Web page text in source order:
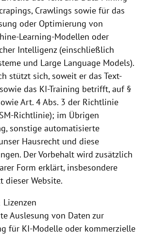
Crawlings sowie für das
oder Optimierung von
Learning-Modellen oder
Intelligenz (einschließlich
und Large Language Models).
stützt sich, soweit er das Text-
das KI-Training betrifft, auf §
Art. 4 Abs. 3 der Richtlinie
Richtlinie); im Übrigen
sonstige automatisierte
Hausrecht und diese
Der Vorbehalt wird zusätzlich
Form erklärt, insbesondere
dieser Website.
Auslesung von Daten zur
für KI-Modelle oder kommerzielle